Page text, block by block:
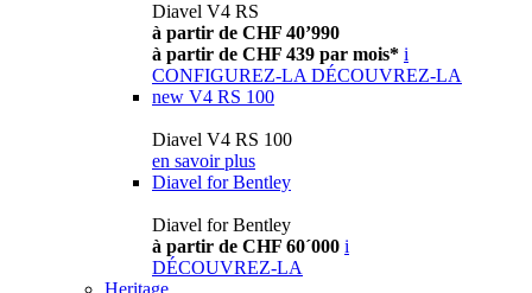
Diavel V4 RS
à partir de CHF 40’990
à partir de CHF 439 par mois* i
CONFIGUREZ-LA DÉCOUVREZ-LA
new V4 RS 100
Diavel V4 RS 100
en savoir plus
Diavel for Bentley
Diavel for Bentley
à partir de CHF 60´000 i
DÉCOUVREZ-LA
Heritage